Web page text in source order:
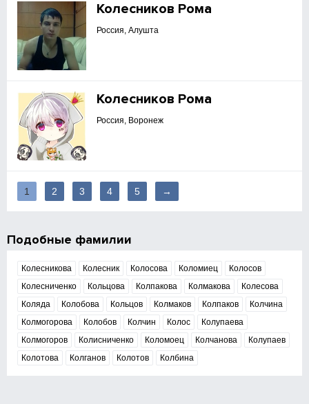
Колесников Рома
Россия, Алушта
Колесников Рома
Россия, Воронеж
1 2 3 4 5 →
Подобные фамилии
Колесникова Колесник Колосова Коломиец
Колосов
Колесниченко
Кольцова Колпакова Колмакова
Колесова
Коляда
Колобова Кольцов Колмаков Колпаков
Колчина
Колмогорова
Колобов Колчин Колос
Колупаева
Колмогоров
Колисниченко Коломоец Колчанова
Колупаев
Колотова
Колганов Колотов Колбина